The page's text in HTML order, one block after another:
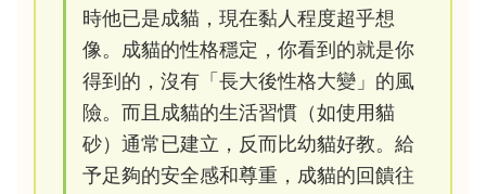
時他已是成貓，現在黏人程度超乎想
像。成貓的性格穩定，你看到的就是你
得到的，沒有「長大後性格大變」的風
險。而且成貓的生活習慣（如使用貓
砂）通常已建立，反而比幼貓好教。給
予足夠的安全感和尊重，成貓的回饋往